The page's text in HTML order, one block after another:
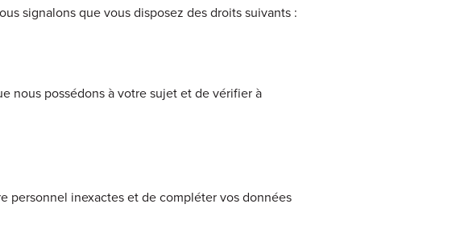
signalons que vous disposez des droits suivants :
nous possédons à votre sujet et de vérifier à
personnel inexactes et de compléter vos données